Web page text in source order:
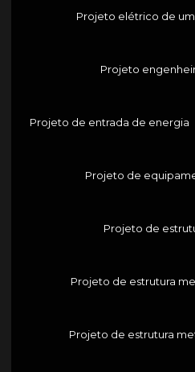
Projeto elétrico de
Projeto
Projeto de entrada de energia
Projeto de
Projeto de
Projeto de estrutura
Projeto de estrutura